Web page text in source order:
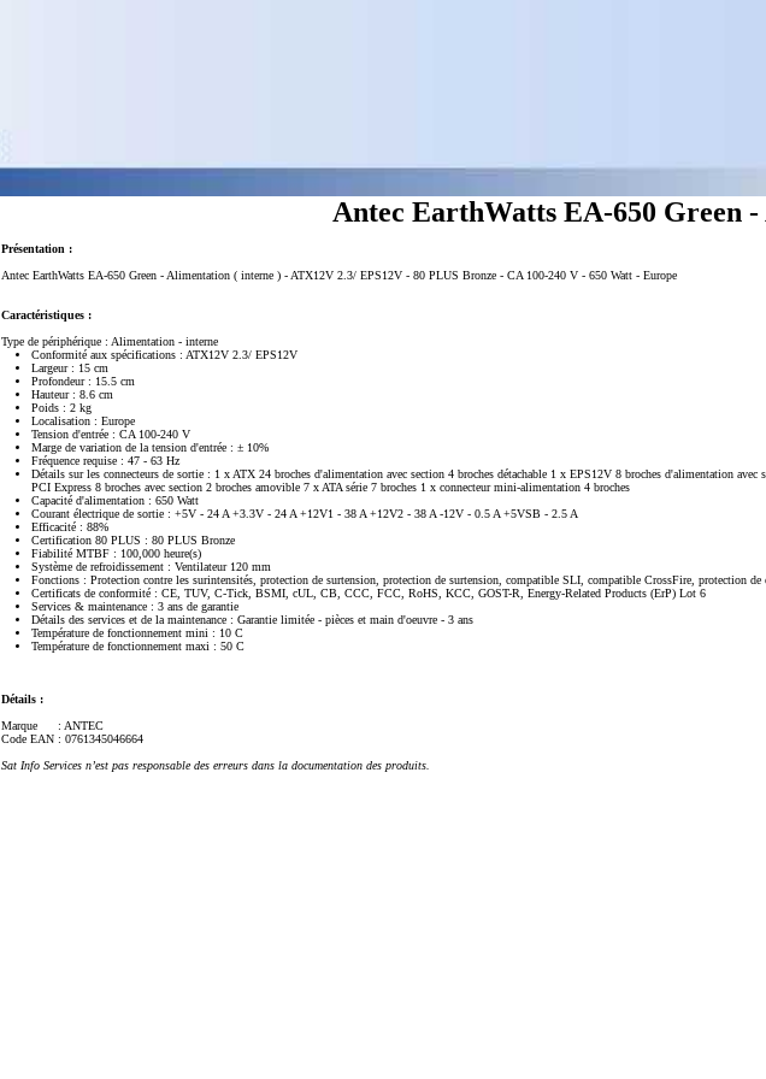
Antec EarthWatts EA-650 Green
Présentation :
Antec EarthWatts EA-650 Green - Alimentation ( interne ) - ATX12V 2.3/ EPS12V - 80 PLUS Bronze - CA 100-240 V - 650 Watt - Europe
Caractéristiques :
Type de périphérique : Alimentation - interne
Conformité aux spécifications : ATX12V 2.3/ EPS12V
Largeur : 15 cm
Profondeur : 15.5 cm
Hauteur : 8.6 cm
Poids : 2 kg
Localisation : Europe
Tension d'entrée : CA 100-240 V
Marge de variation de la tension d'entrée : ± 10%
Fréquence requise : 47 - 63 Hz
Détails sur les connecteurs de sortie : 1 x ATX 24 broches d'alimentation avec section 4 broches détachable 1 x EPS12V 8 broches d'alimentation
PCI Express 8 broches avec section 2 broches amovible 7 x ATA série 7 broches 1 x connecteur mini-alimentation 4 broches
Capacité d'alimentation : 650 Watt
Courant électrique de sortie : +5V - 24 A +3.3V - 24 A +12V1 - 38 A +12V2 - 38 A -12V - 0.5 A +5VSB - 2.5 A
Efficacité : 88%
Certification 80 PLUS : 80 PLUS Bronze
Fiabilité MTBF : 100,000 heure(s)
Système de refroidissement : Ventilateur 120 mm
Fonctions : Protection contre les surintensités, protection de surtension, protection de surtension, compatible SLI, compatible CrossFire, protection de
Certificats de conformité : CE, TUV, C-Tick, BSMI, cUL, CB, CCC, FCC, RoHS, KCC, GOST-R, Energy-Related Products (ErP) Lot 6
Services & maintenance : 3 ans de garantie
Détails des services et de la maintenance : Garantie limitée - pièces et main d'oeuvre - 3 ans
Température de fonctionnement mini : 10 C
Température de fonctionnement maxi : 50 C
Détails :
Marque
: ANTEC
Code EAN : 0761345046664
Sat Info Services n’est pas responsable des erreurs dans la documentation des produits.